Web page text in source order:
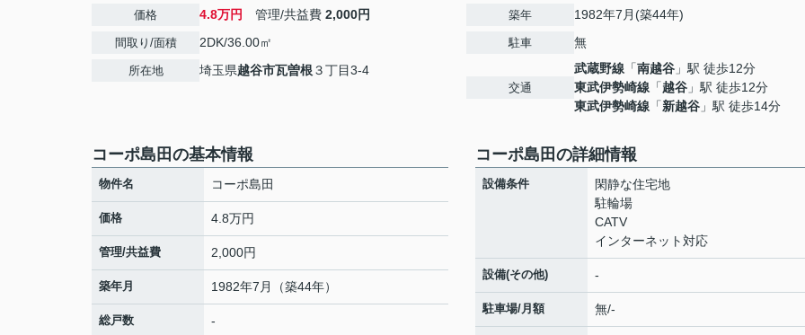
価格 4.8万円 管理/共益費 2,000円
間取り/面積 2DK/36.00㎡
所在地 埼玉県越谷市瓦曽根３丁目3-4
築年 1982年7月(築44年)
駐車 無
交通
武蔵野線 「南越谷 」駅 徒歩12分
東武伊勢崎線 「越谷 」駅 徒歩12分
東武伊勢崎線 「新越谷 」駅 徒歩14分
コーポ島田の基本情報
物件名 コーポ島田
価格 4.8万円
管理/共益費 2,000円
築年月 1982年7月（築44年）
総戸数 -
コーポ島田の詳細情報
設備条件
閑静な住宅地
駐輪場
CATV
インターネット対応
設備(その他) -
駐車場/月額 無/-